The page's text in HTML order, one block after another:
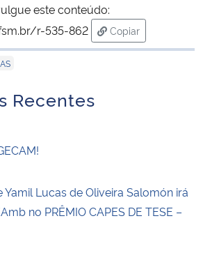
este conteúdo:
r-535-862
Copiar
para área de
Recentes
Lucas de Oliveira Salomón irá
no PRÊMIO CAPES DE TESE –